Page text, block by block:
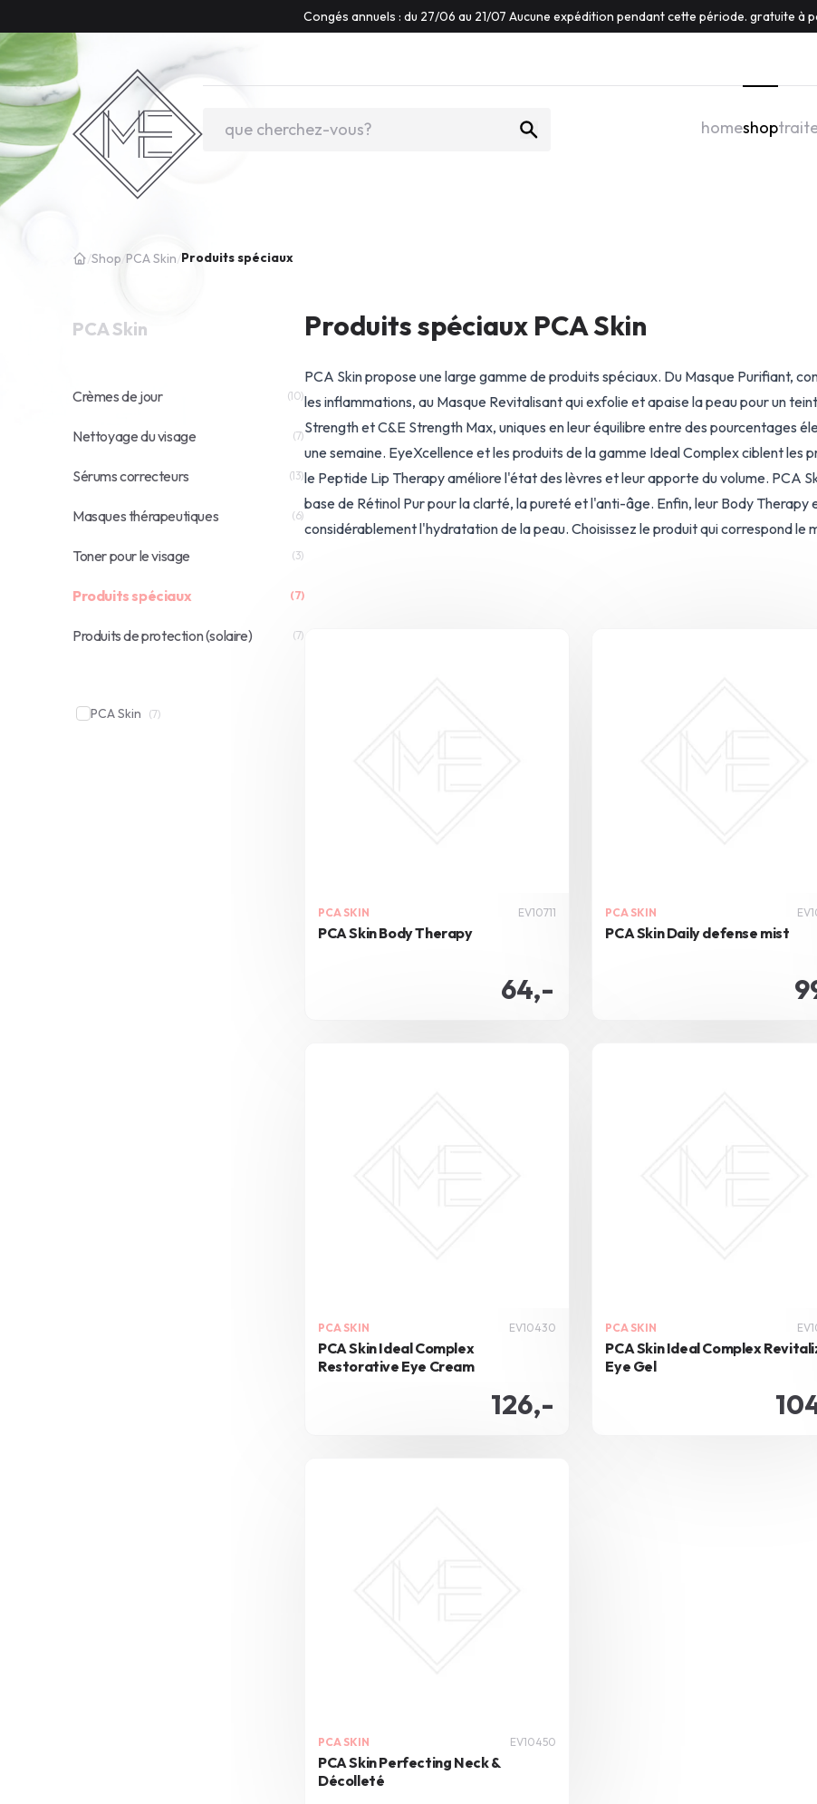
Congés annuels : du 27/06 au 21/07 Aucune expédition pendant cette période. gratuite à
homeshop
/Shop PCA Skin/Produits spéciaux
PCA Skin
Crèmes de jour (10)
Nettoyage du visage (7)
Sérums correcteurs (13)
Masques thérapeutiques (6)
Toner pour le visage (3)
Produits spéciaux (7)
Produits de protection (solaire) (7)
PCA Skin (7)
Produits spéciaux PCA Skin
PCA Skin propose une large gamme de produits spéciaux. Du Masque Purifiant,
les inflammations, au Masque Revitalisant qui exfolie et apaise la peau pour un
Strength et C&E Strength Max, uniques en leur équilibre entre des pourcentages
une semaine. EyeXcellence et les produits de la gamme Ideal Complex ciblent les
le Peptide Lip Therapy améliore l'état des lèvres et leur apporte du volume. PCA
base de Rétinol Pur pour la clarté, la pureté et l'anti-âge. Enfin, leur Body
considérablement l'hydratation de la peau. Choisissez le produit qui correspond le
PCA SKIN EV10711
PCA Skin Body Therapy
64,-
PCA SKIN
PCA Skin Daily defense mist
PCA SKIN EV10430
PCA Skin Ideal Complex
Restorative Eye Cream
126,-
PCA SKIN
PCA Skin Ideal Complex
Eye Gel
PCA SKIN EV10450
PCA Skin Perfecting Neck &
Décolleté